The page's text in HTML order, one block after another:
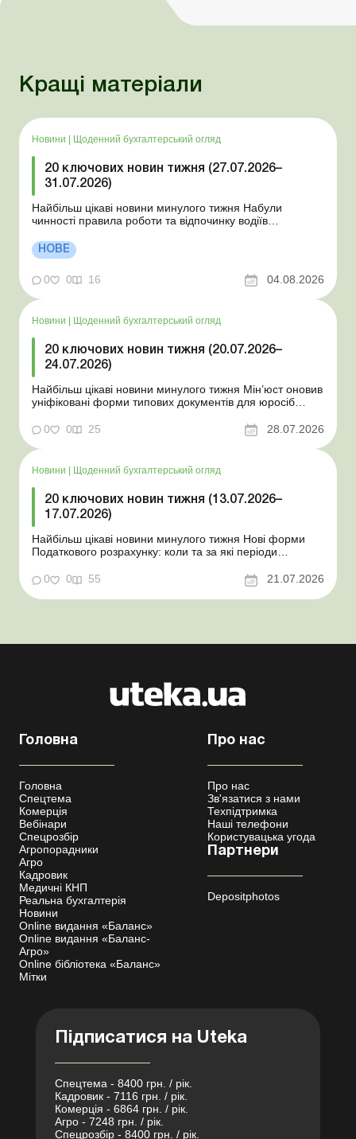
Кращі матеріали
Новини | Щоденний бухгалтерський огляд
20 ключових новин тижня (27.07.2026–
31.07.2026)
Найбільш цікаві новини минулого тижня Набули
чинності правила роботи та відпочинку водіїв
стан Для сільгосппідприємств і ФОП запроваджено нові
одноразові статистичні форми З 2 серпня змінюється
порядок зарахування окремих періодів роботи до стр...
НОВЕ
0 0 16 04.08.2026
Новини Щоденний бухгалтерський огляд
20 ключових новин тижня (20.07.2026–
24.07.2026)
Найбільш цікаві новини минулого тижня Мін’юст оновив
уніфіковані форми типових документів для юросіб
координаційного центру з організації бронювання У
працівника виявлено статус «у розшуку»: що потрібно
0 0 25 28.07.2026
Новини Щоденний бухгалтерський огляд
20 ключових новин тижня (13.07.2026–
17.07.2026)
Найбільш цікаві новини минулого тижня Нові форми
Податкового розрахунку: коли та за які періоди
відстрочки від призову під час мобілізації удосконалено
Кабмін утворив Координаційний центр з організації
бронювання військовозобов’язаних Верховна ...
0 0 55 21.07.2026
Головна
Головна
Спецтема
Комерція
Вебінари
Спецрозбір
Агропорадники
Агро
Кадровик
Медичні КНП
Реальна бухгалтерія
Новини
Online видання «Баланс»
Online видання «Баланс-
Агро»
Online бібліотека «Баланс»
Мітки
Про нас
Про нас
Зв'язатися з нами
Техпідтримка
Наші телефони
Користувацька угода
Партнери
Depositphotos
Підписатися на Uteka
Спецтема - 8400 грн. / рік.
Кадровик - 7116 грн. / рік.
Комерція - 6864 грн. / рік.
Агро - 7248 грн. / рік.
Спецрозбір - 8400 грн. / рік.